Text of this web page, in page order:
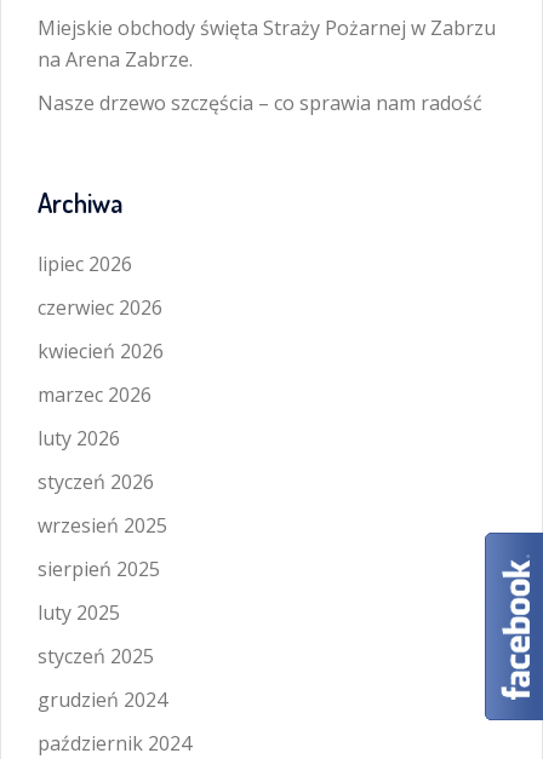
Miejskie obchody święta Straży Pożarnej w Zabrzu
na Arena Zabrze.
Nasze drzewo szczęścia – co sprawia nam radość
Archiwa
lipiec 2026
czerwiec 2026
kwiecień 2026
marzec 2026
luty 2026
styczeń 2026
wrzesień 2025
sierpień 2025
luty 2025
styczeń 2025
grudzień 2024
październik 2024